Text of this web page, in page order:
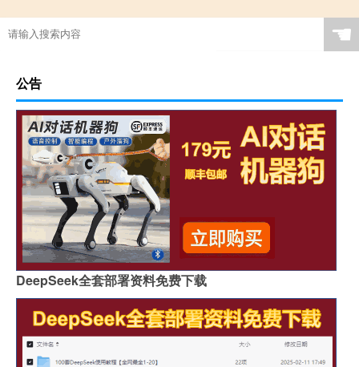
☚
公告
DeepSeek全套部署资料免费下载